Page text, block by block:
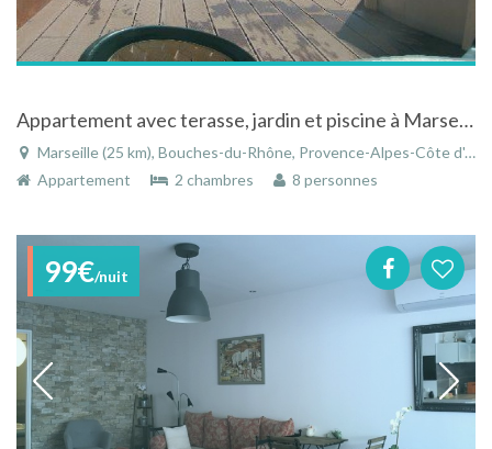
Appartement avec terasse, jardin et piscine à Marseille dans les Bouches-du-Rhône sur la Côte-d'Azur
Marseille (25 km), Bouches-du-Rhône, Provence-Alpes-Côte d'Azur, France
Appartement
2 chambres 8 personnes
99€/nuit